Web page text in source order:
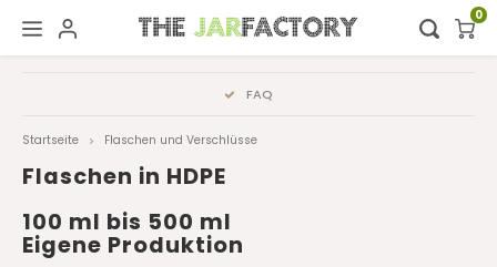
Hoofdmenu / digital showroom
Dekoration
Hoofdmenu
Nederlands
Deutsch
0
FAQ
Startseite Flaschen und Verschlüsse
Flaschen in HDPE
100 ml bis 500 ml
Eigene Produktion